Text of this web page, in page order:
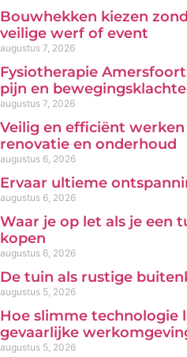
Bouwhekken kiezen
veilige werf of event
augustus 7, 2026
Fysiotherapie
pijn en
augustus 7, 2026
Veilig en efficiënt
renovatie en onderhoud
augustus 6, 2026
Ervaar ultieme
augustus 6, 2026
Waar je op let als je een
kopen
augustus 6, 2026
De tuin als rustige
augustus 5, 2026
Hoe slimme technologie
gevaarlijke
augustus 5, 2026